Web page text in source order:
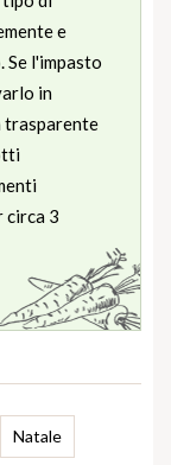
e
l'impasto
in
circa 3
Natale